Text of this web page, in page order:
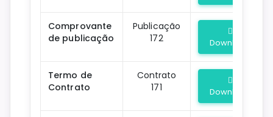
Comprovante
de publicação
Publicação
172
Download
Termo de
Contrato
Contrato
171
Download